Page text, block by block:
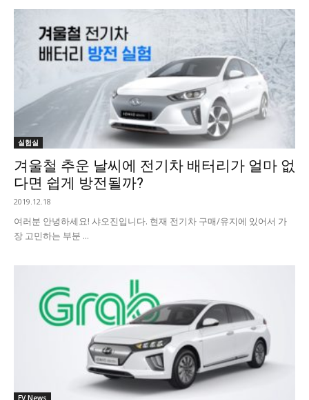
실험실
겨울철 추운 날씨에 전기차 배터리가 얼마 없
다면 쉽게 방전될까?
2019.12.18
여러분 안녕하세요! 샤오진입니다. 현재 전기차 구매/유지에 있어서 가
장 고민하는 부분 ...